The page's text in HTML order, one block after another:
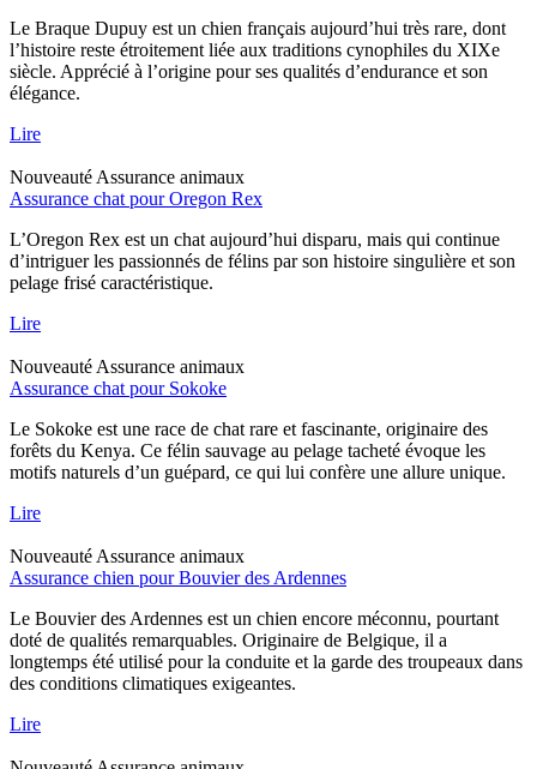
Le Braque Dupuy est un chien français aujourd’hui très rare, dont
l’histoire reste étroitement liée aux traditions cynophiles du XIXe
siècle. Apprécié à l’origine pour ses qualités d’endurance et son
élégance.
Lire
Nouveauté Assurance animaux
Assurance chat pour Oregon Rex
L’Oregon Rex est un chat aujourd’hui disparu, mais qui continue
d’intriguer les passionnés de félins par son histoire singulière et son
pelage frisé caractéristique.
Lire
Nouveauté Assurance animaux
Assurance chat pour Sokoke
Le Sokoke est une race de chat rare et fascinante, originaire des
forêts du Kenya. Ce félin sauvage au pelage tacheté évoque les
motifs naturels d’un guépard, ce qui lui confère une allure unique.
Lire
Nouveauté Assurance animaux
Assurance chien pour Bouvier des Ardennes
Le Bouvier des Ardennes est un chien encore méconnu, pourtant
doté de qualités remarquables. Originaire de Belgique, il a
longtemps été utilisé pour la conduite et la garde des troupeaux dans
des conditions climatiques exigeantes.
Lire